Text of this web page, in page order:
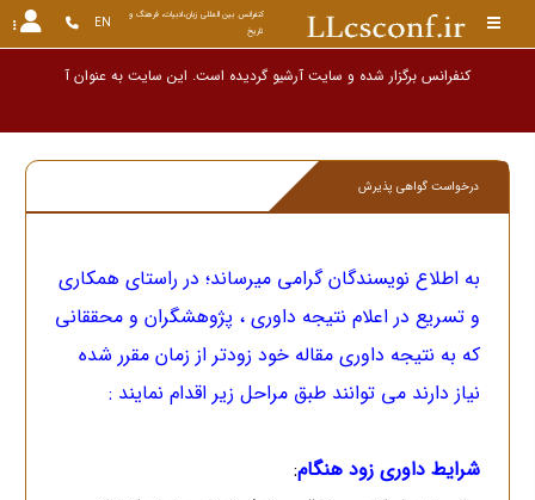
تاریخ
EN
کنفرانس برگزار شده و سایت آرشیو گردیده است. این سایت به ع
درخواست گواهی پذیرش
به اطلاع نویسندگان گرامی میرساند؛ در راستای همکاری
و تسریع در اعلام نتیجه داوری ، پژوهشگران و محققانی
که به نتیجه داوری مقاله خود زودتر از زمان مقرر شده
نیاز دارند می توانند طبق مراحل زیر اقدام نمایند :
شرایط داوری زود هنگام: